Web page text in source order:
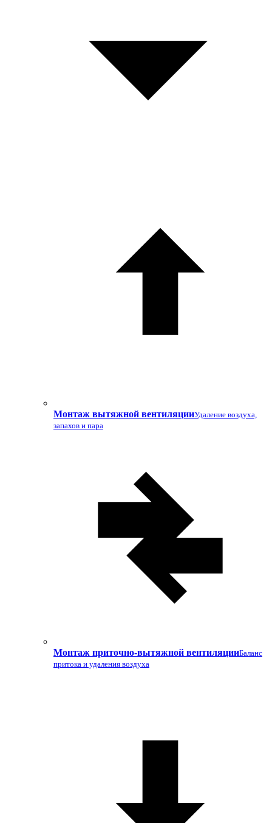
Монтаж вытяжной вентиляцииУдаление воздуха,
запахов и пара
Монтаж приточно-вытяжной вентиляцииБаланс
притока и удаления воздуха